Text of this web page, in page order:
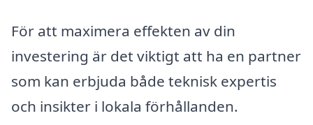
För att maximera effekten av din
investering är det viktigt att ha en partner
som kan erbjuda både teknisk expertis
och insikter i lokala förhållanden.